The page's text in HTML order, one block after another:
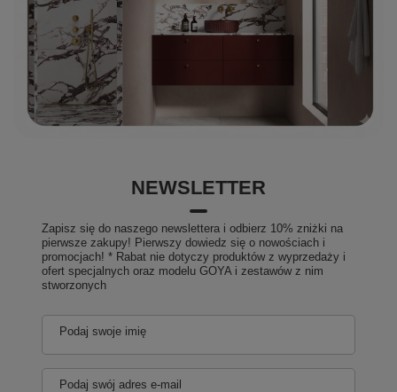
NEWSLETTER
Zapisz się do naszego newslettera i odbierz 10% zniżki na
pierwsze zakupy! Pierwszy dowiedz się o nowościach i
promocjach! * Rabat nie dotyczy produktów z wyprzedaży i
ofert specjalnych oraz modelu GOYA i zestawów z nim
stworzonych
Podaj swoje imię
Podaj swój adres e-mail